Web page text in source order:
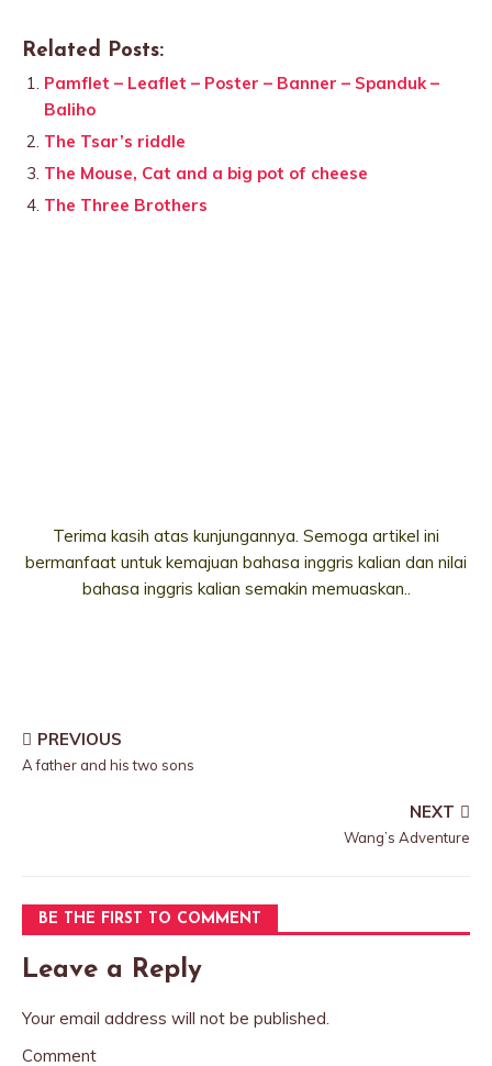
Related Posts:
Pamflet – Leaflet – Poster – Banner – Spanduk –
Baliho
The Tsar’s riddle
The Mouse, Cat and a big pot of cheese
The Three Brothers
Terima kasih atas kunjungannya. Semoga artikel ini
bermanfaat untuk kemajuan bahasa inggris kalian dan nilai
bahasa inggris kalian semakin memuaskan..
PREVIOUS
A father and his two sons
NEXT
Wang’s Adventure
BE THE FIRST TO COMMENT
Leave a Reply
Your email address will not be published.
Comment